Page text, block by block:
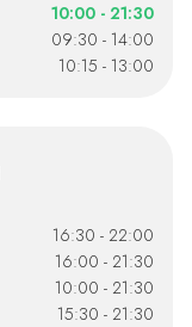
10:00 - 21:30
09:30 - 14:00
10:15 - 13:00
16:30 - 22:00
16:00 - 21:30
10:00 - 21:30
15:30 - 21:30